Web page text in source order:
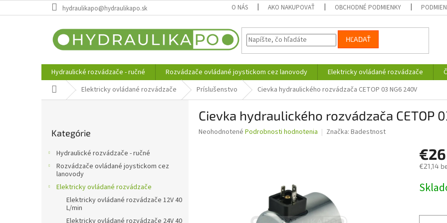
na
hydraulikapo@hydraulikapo.sk O NÁS AKO NAKUPOVAŤ OBCHODNÉ PODMIENKY
HĽADAŤ
Hydraulické rozvádzače - ručné Rozvádzače ovládané joystickom cez lanovody Elektricky ovládané rozvádzače
DomovElektricky ovládané rozvádzače Príslušenstvo Cievka hydraulického rozvádzača CETOP 03 NG6 240V
kategórie
Kategórie
Hydraulické rozvádzače - ručné
Rozvádzače ovládané joystickom cez
lanovody
Elektricky ovládané rozvádzače
Elektricky ovládané rozvádzače 12V 40
L/min
Elektricky ovládané rozvádzače 24V 40
Cievka hydraulického rozvádzača CETOP
Priemerné
Neohodnotené Podrobnosti hodnotenia Značka: Badestnost
€26
€21,14
cena: